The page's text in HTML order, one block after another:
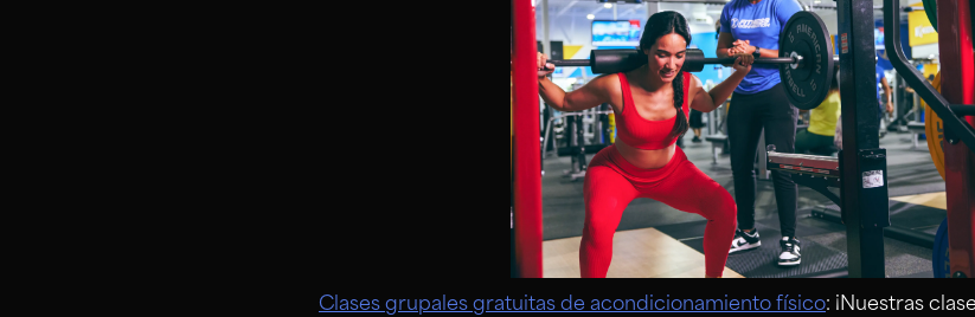
Clases grupales gratuitas de acondicionamiento físico: ¡Nuestras